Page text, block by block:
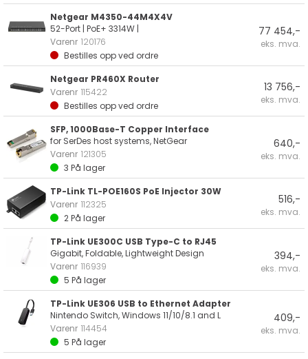
Netgear M4350-44M4X4V
52-Port | PoE+ 3314W |
Varenr 120176
Bestilles opp ved ordre
77 454,-
eks. mva.
Netgear PR460X Router
Varenr 115422
Bestilles opp ved ordre
13 756,-
eks. mva.
SFP, 1000Base-T Copper Interface
for SerDes host systems, NetGear
Varenr 121305
3 På lager
640,-
eks. mva.
TP-Link TL-POE160S PoE Injector 30W
Varenr 112325
2På lager
516,-
eks. mva.
TP-Link UE300C USB Type-C to RJ45
Gigabit, Foldable, Lightweight Design
Varenr 116939
5 På lager
394,-
eks. mva.
TP-Link UE306 USB to Ethernet Adapter
Nintendo Switch, Windows 11/10/8.1 and L
Varenr 114454
5 På lager
409,-
eks. mva.